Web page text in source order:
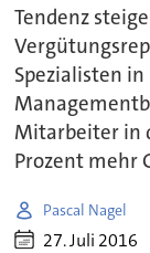
Tendenz
Spezialisten
Mitarbeiter in
Prozent mehr
Pascal Nagel
27. Juli 2016